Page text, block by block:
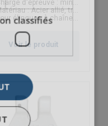
d'épreuve : minimum 2.5 x CMU
: Acier allié, trempé et revenu
élingues à chaîne fabriquées selon la norme ASTM B30.9
Voir le produit
classifiés